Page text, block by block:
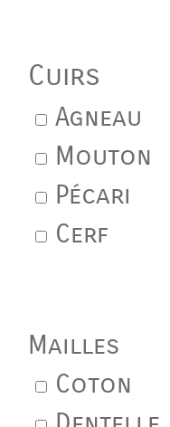
Cuirs
Agneau
Mouton
Pécari
Cerf
Mailles
Coton